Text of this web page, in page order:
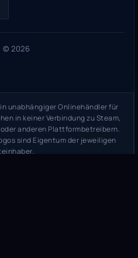
© 2026
unabhängiger Onlinehändler für
in keiner Verbindung zu Steam,
anderen Plattformbetreibern.
sind Eigentum der jeweiligen